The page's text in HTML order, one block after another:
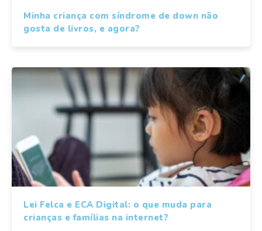
Minha criança com síndrome de down não
gosta de livros, e agora?
Lei Felca e ECA Digital: o que muda para
crianças e famílias na internet?